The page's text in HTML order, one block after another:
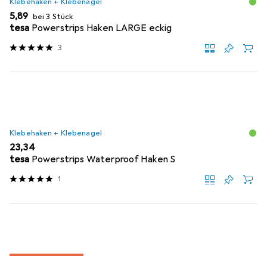
EUR
5,89 bei 3 Stück
tesa Powerstrips Haken LARGE eckig
3
Klebehaken + Klebenagel
EUR
23,34
tesa Powerstrips Waterproof Haken S
1